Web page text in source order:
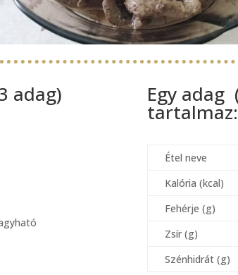
adag) Egy adag
tartalmaz:
Étel neve
Kalória (kcal)
Fehérje (g)
Zsír (g)
Szénhidrát (g)